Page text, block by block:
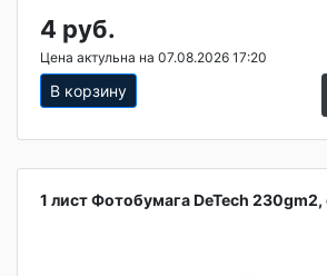
4 руб.
Цена актульна на 07.08.2026 17:20
В корзину
1 лист Фотобумага DeTech 230gm2,